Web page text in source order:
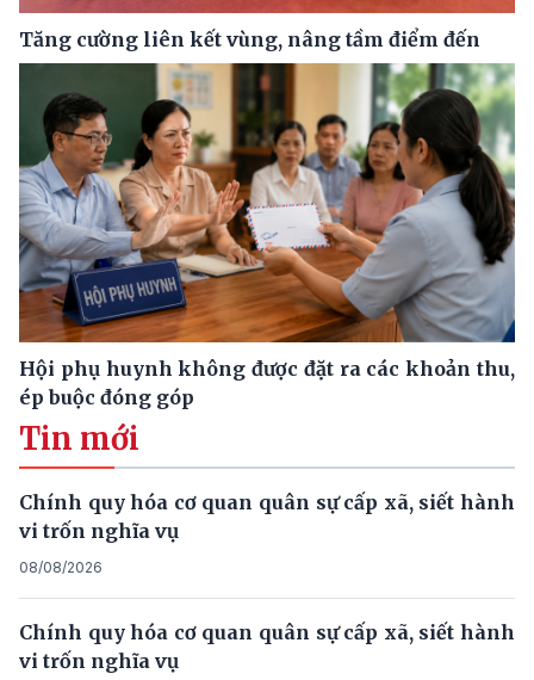
Tăng cường liên kết vùng, nâng tầm điểm đến
Hội phụ huynh không được đặt ra các khoản thu,
ép buộc đóng góp
Tin mới
Chính quy hóa cơ quan quân sự cấp xã, siết hành
vi trốn nghĩa vụ
08/08/2026
Chính quy hóa cơ quan quân sự cấp xã, siết hành
vi trốn nghĩa vụ